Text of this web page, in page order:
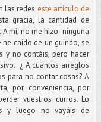
las redes este artículo de
gracia, la cantidad de
mí, no me hizo ninguna
caído de un guindo, se
y no contáis, pero hacer
¿ A cuántos arreglos
para no contar cosas? A
por conveniencia, por
vuestros curros. Lo
y luego no vayáis de